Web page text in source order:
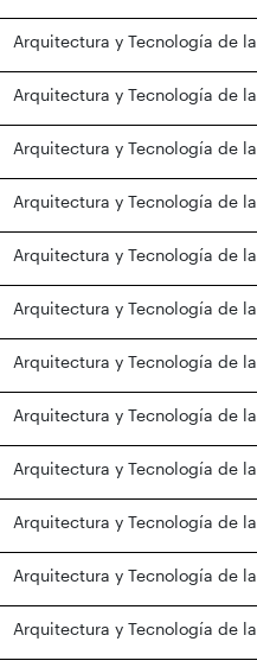
Arquitectura y Tecnología de
Arquitectura y Tecnología de
Arquitectura y Tecnología de
Arquitectura y Tecnología de
Arquitectura y Tecnología de
Arquitectura y Tecnología de
Arquitectura y Tecnología de
Arquitectura y Tecnología de
Arquitectura y Tecnología de
Arquitectura y Tecnología de
Arquitectura y Tecnología de
Arquitectura y Tecnología de